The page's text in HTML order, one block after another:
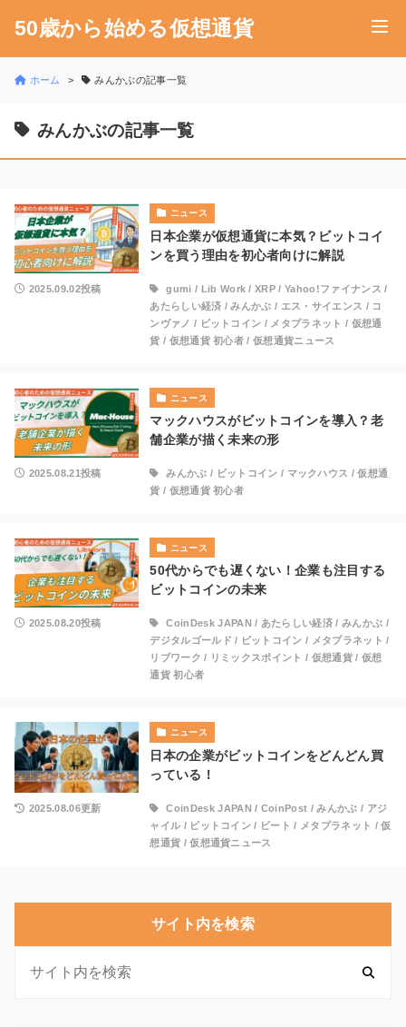
50歳から始める仮想通貨
ホーム みんかぶの記事一覧
みんかぶの記事一覧
ニュース
日本企業が仮想通貨に本気？ビットコイ
ンを買う理由を初心者向けに解説
2025.09.02投稿 gumi / Lib Work /XRP /Yahoo!ファイナンス /
あたらしい経済 /みんかぶ / エス・サイエンス / コ
ンヴァノ / ビットコイン / メタプラネット / 仮想通
貨 / 仮想通貨 初心者 /仮想通貨ニュース
ニュース
マックハウスがビットコインを導入？老
舗企業が描く未来の形
2025.08.21投稿 みんかぶ / ビットコイン / マックハウス /仮想通
貨 / 仮想通貨 初心者
ニュース
50代からでも遅くない！企業も注目する
ビットコインの未来
2025.08.20投稿 CoinDesk JAPAN / あたらしい経済 /みんかぶ /
デジタルゴールド / ビットコイン / メタプラネット /
リブワーク / リミックスポイント / 仮想通貨/ 仮想
通貨 初心者
ニュース
日本の企業がビットコインをどんどん買
っている！
2025.08.06更新 CoinDesk JAPAN / CoinPost /みんかぶ / アジ
ャイル / ビットコイン / ビート / メタプラネット /仮
想通貨 /仮想通貨ニュース
サイト内を検索